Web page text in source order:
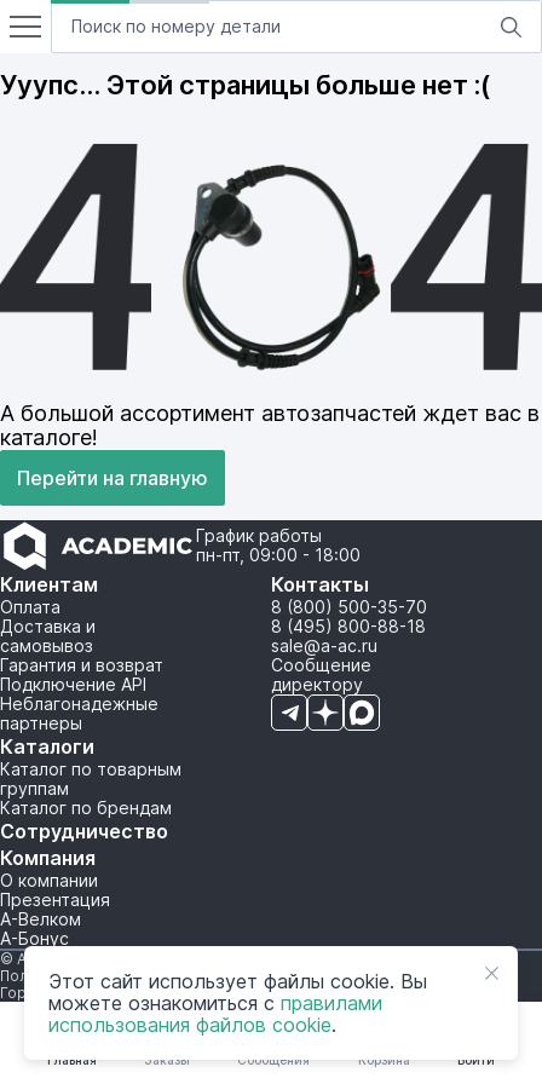
Главная Войти
Заказы Сообщения Корзина
Ууупс… Этой страницы больше нет :(
А большой ассортимент автозапчастей ждет вас в
каталоге!
Перейти на главную
График работы
пн-пт, 09:00 - 18:00
Клиентам
Оплата
Доставка и
самовывоз
Гарантия и возврат
Подключение API
Неблагонадежные
партнеры
Каталоги
Каталог по товарным
группам
Каталог по брендам
Сотрудничество
Компания
О компании
Презентация
А-Велком
А-Бонус
Контакты
8 (800) 500-35-70
8 (495) 800-88-18
sale@a-ac.ru
Сообщение
директору
© A-AC.RU 2015-2026. Все права защищены.
Политика обработки персональных данных
Горячая линия корпоративного регулирования и контроля
Этот сайт использует файлы cookie. Вы
можете ознакомиться с правилами
использования файлов cookie.